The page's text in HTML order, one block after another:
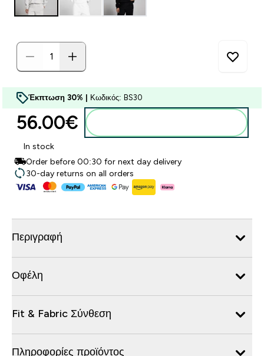
Έκπτωση 30% | Κωδικός: BS30
56.00€‎
In stock
Order before 00:30 for next day delivery
30-day returns on all orders
Περιγραφή
Οφέλη
Fit & Fabric Σύνθεση
Πληροφορίες προϊόντος